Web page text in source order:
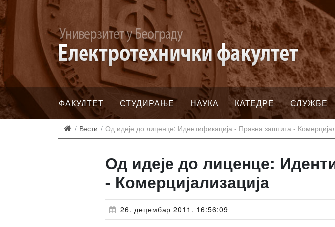
ФАКУЛТЕТ СТУДИРАЊЕ НАУКА КАТЕДРЕ СЛУЖБЕ
Вести Од идеје до лиценце: Идентификација - Правна заштита -
Од идеје до лиценце:
- Комерцијализација
26. децембар 2011. 16:56:09